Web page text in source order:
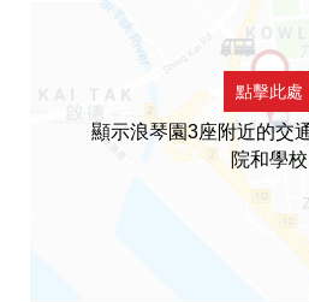
點擊此處
顯示浪琴園3座附近的交
院和學校